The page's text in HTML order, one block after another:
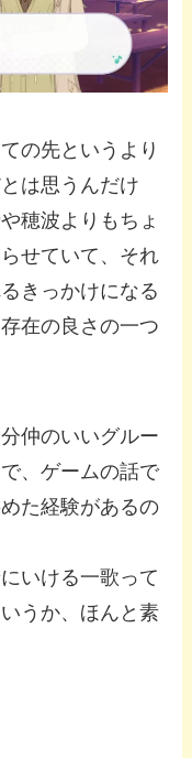
の先というより
は思うんだけ
穂波よりもちょ
せていて、それ
きっかけになる
在の良さの一つ
仲のいいグルー
、ゲームの話で
た経験があるの
いける一歌って
うか、ほんと素